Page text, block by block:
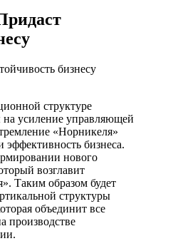
структуре
усиление управляющей
«Норникеля»
эффективность бизнеса.
нового
возглавит
Таким образом будет
структуры
объединит все
производстве